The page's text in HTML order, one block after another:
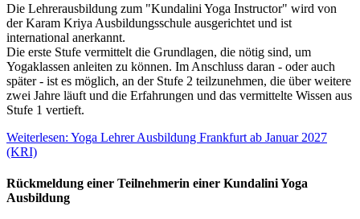
Die Lehrerausbildung zum "Kundalini Yoga Instructor" wird von
der Karam Kriya Ausbildungsschule ausgerichtet und ist
international anerkannt.
Die erste Stufe vermittelt die Grundlagen, die nötig sind, um
Yogaklassen anleiten zu können. Im Anschluss daran - oder auch
später - ist es möglich, an der Stufe 2 teilzunehmen, die über weitere
zwei Jahre läuft und die Erfahrungen und das vermittelte Wissen aus
Stufe 1 vertieft.
Weiterlesen: Yoga Lehrer Ausbildung Frankfurt ab Januar 2027
(KRI)
Rückmeldung einer Teilnehmerin einer Kundalini Yoga
Ausbildung